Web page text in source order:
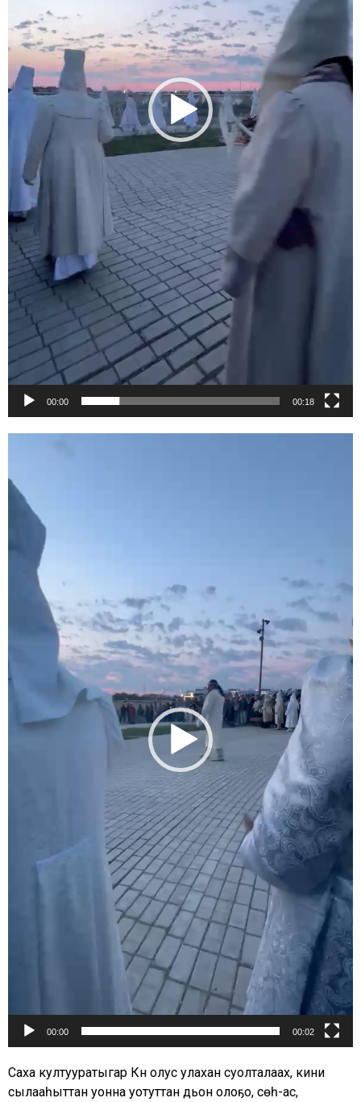
00:00 00:18
00:00 00:02
Саха култууратыгар Күн олус улахан суолталаах, кини
сылааһыттан уонна уотуттан дьон олоҕо, сүөһү-ас,